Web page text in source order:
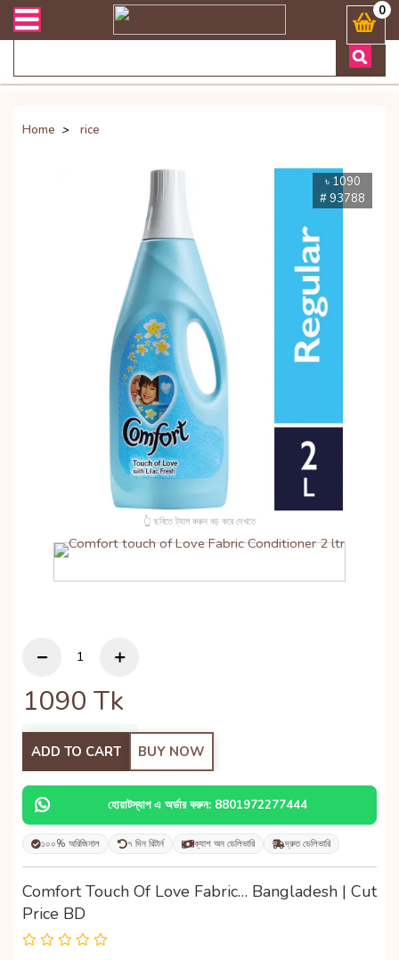
সংক্রান্ত যেকোনো জিজ্ঞাসায় কল করুনঃ ( Whatsapp ) 0
Home > rice
৳ 1090
# 93788
👆 ছবিতে ট্যাপ করুন বড় করে দেখতে
1090 Tk
ADD TO CART BUY NOW
হোয়াটস্যাপ এ অর্ডার করুন: 8801972277444
১০০% অরিজিনাল ৭ দিন রিটার্ন ক্যাশ অন ডেলিভারি দ্রুত ডেলিভারি
Comfort Touch Of Love Fabric… Bangladesh | Cut
Price BD